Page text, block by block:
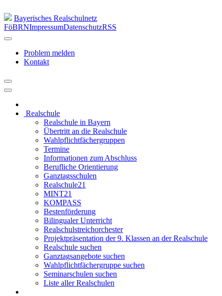
Bayerisches Realschulnetz
FöBRNImpressumDatenschutzRSS
Problem melden
Kontakt
Realschule
Realschule in Bayern
Übertritt an die Realschule
Wahlpflichtfächergruppen
Termine
Informationen zum Abschluss
Berufliche Orientierung
Ganztagsschulen
Realschule21
MINT21
KOMPASS
Bestenförderung
Bilingualer Unterricht
Realschulstreichorchester
Projektpräsentation der 9. Klassen an der Realschule
Realschule suchen
Ganztagsangebote suchen
Wahlpflichtfächergruppe suchen
Seminarschulen suchen
Liste aller Realschulen